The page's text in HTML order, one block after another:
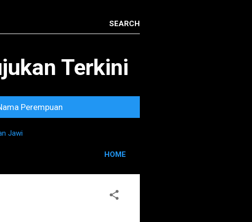
Terkini
Perempuan
Jawi
HOME